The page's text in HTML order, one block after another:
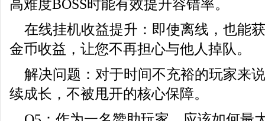
高难度BOSS时能有效提升容错率。
在线挂机收益提升：即使离线，也能
金币收益，让您不再担心与他人掉队。
解决问题：对于时间不充裕的玩家来
续成长，不被甩开的核心保障。